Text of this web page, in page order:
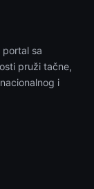
portal sa
pruži tačne,
i